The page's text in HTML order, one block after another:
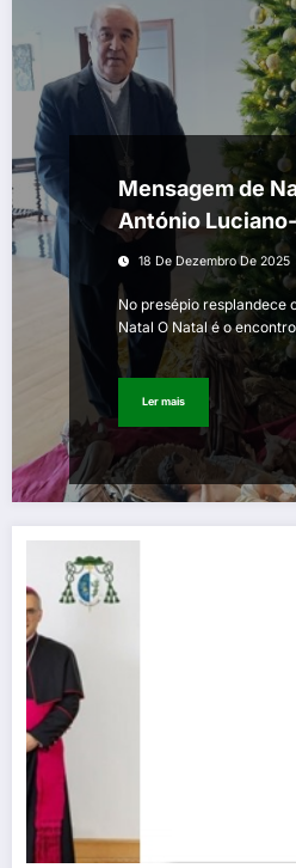
Mensagem de
António
18 De Dezembro De 2025
No presépio resplandece
Natal O Natal é o
Ler mais